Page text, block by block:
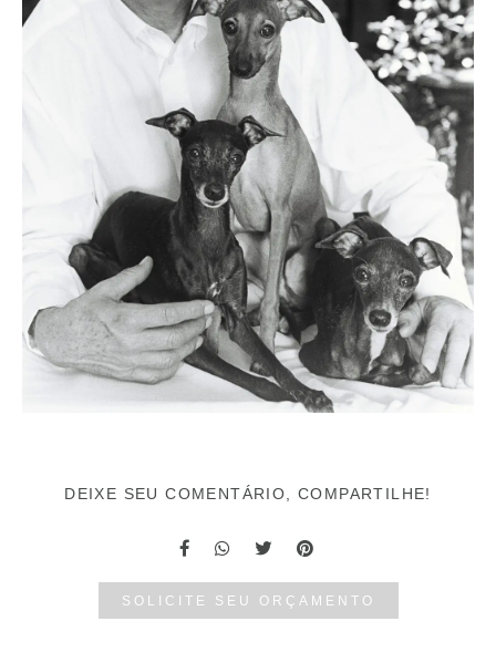
DEIXE SEU COMENTÁRIO, COMPARTILHE!
SOLICITE SEU ORÇAMENTO